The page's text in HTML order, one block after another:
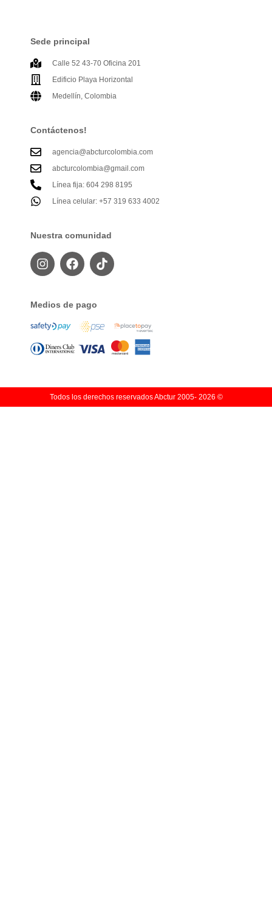
Sede principal
Calle 52 43-70 Oficina 201
Edificio Playa Horizontal
Medellín, Colombia
Contáctenos!
agencia@abcturcolombia.com
abcturcolombia@gmail.com
Línea fija: 604 298 8195
Línea celular: +57 319 633 4002
Nuestra comunidad
Medios de pago
Todos los derechos reservados Abctur 2005‑ 2026 ©